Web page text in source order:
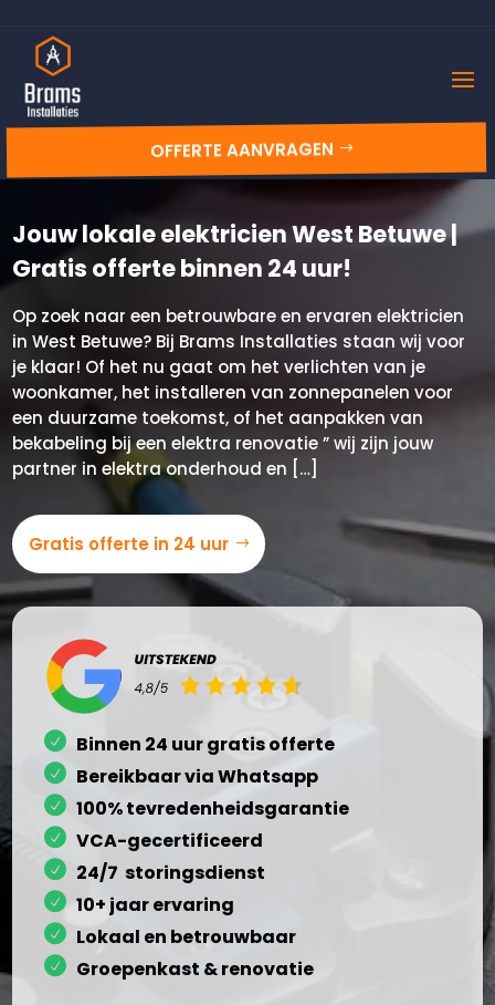
OFFERTE AANVRAGEN
Jouw lokale elektricien West Betuwe |
Gratis offerte binnen 24 uur!
Op zoek naar een betrouwbare en ervaren elektricien
in West Betuwe? Bij Brams Installaties staan wij voor
je klaar! Of het nu gaat om het verlichten van je
woonkamer, het installeren van zonnepanelen voor
een duurzame toekomst, of het aanpakken van
bekabeling bij een elektra renovatie ” wij zijn jouw
partner in elektra onderhoud en […]
Gratis offerte in 24 uur
Binnen 24 uur gratis offerte
Bereikbaar via Whatsapp
100% tevredenheidsgarantie
VCA-gecertificeerd
24/7 storingsdienst
10+ jaar ervaring
Lokaal en betrouwbaar
Groepenkast & renovatie